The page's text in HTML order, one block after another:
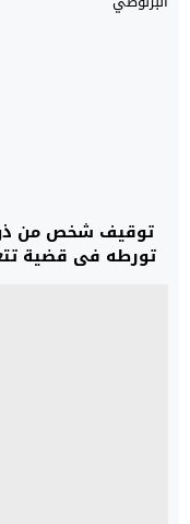
توقيف شخص من
تورطه في قضية